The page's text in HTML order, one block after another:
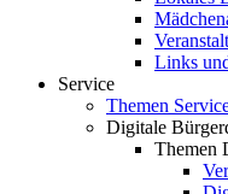
Links
Service
Themen
Digitale
Themen